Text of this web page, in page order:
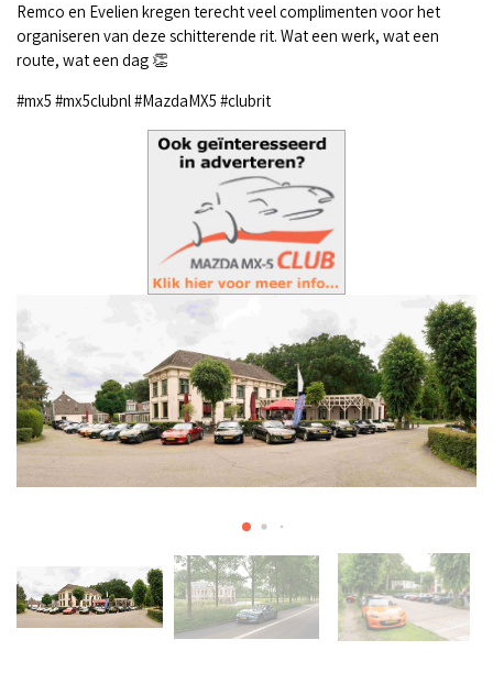
Remco en Evelien kregen terecht veel complimenten voor het
organiseren van deze schitterende rit. Wat een werk, wat een
route, wat een dag 👏
#mx5 #mx5clubnl #MazdaMX5 #clubrit